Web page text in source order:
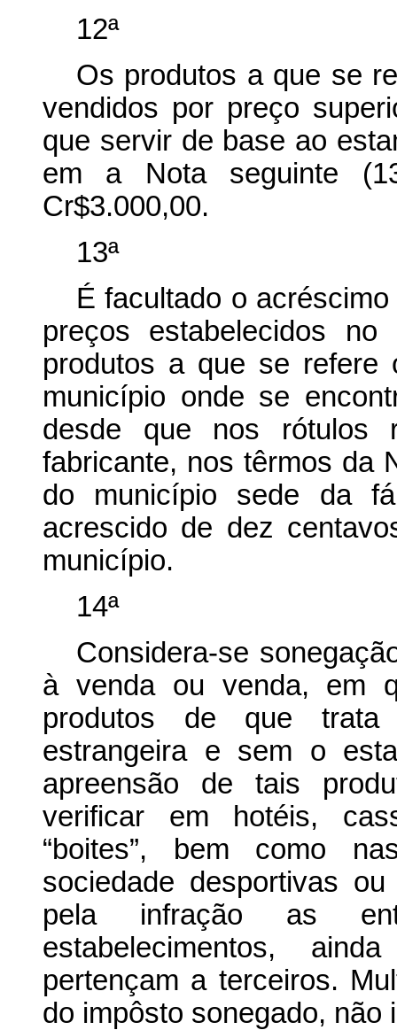
12ª
Os produtos a que se
vendidos por preço
que servir de base ao
em a Nota seguinte
Cr$3.000,00.
13ª
É facultado o
preços estabelecidos
produtos a que se
município onde se
desde que nos rótulos
fabricante, nos têrmos da
do município sede da
acrescido de dez
município.
14ª
Considera-se
à venda ou venda, em
produtos de que trata
estrangeira e sem o
apreensão de tais
verificar em hotéis,
“boites”, bem como
sociedade desportivas
pela infração as
estabelecimentos,
pertençam a terceiros.
do impôsto sonegado, não